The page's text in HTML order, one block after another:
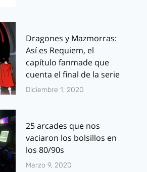
Dragones y Mazmorras:
Así es Requiem, el
capítulo fanmade que
cuenta el final de la serie
Diciembre 1, 2020
25 arcades que nos
vaciaron los bolsillos en
los 80/90s
Marzo 9, 2020